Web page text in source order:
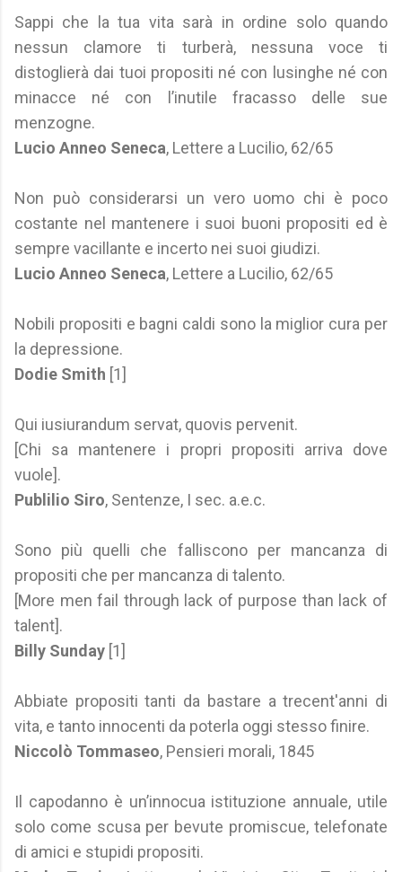
Sappi che la tua vita sarà in ordine solo quando
nessun clamore ti turberà, nessuna voce ti
distoglierà dai tuoi propositi né con lusinghe né con
minacce né con l’inutile fracasso delle sue
menzogne.
Lucio Anneo Seneca, Lettere a Lucilio, 62/65
Non può considerarsi un vero uomo chi è poco
costante nel mantenere i suoi buoni propositi ed è
sempre vacillante e incerto nei suoi giudizi.
Lucio Anneo Seneca, Lettere a Lucilio, 62/65
Nobili propositi e bagni caldi sono la miglior cura per
la depressione.
Dodie Smith [1]
Qui iusiurandum servat, quovis pervenit.
[Chi sa mantenere i propri propositi arriva dove
vuole].
Publilio Siro, Sentenze, I sec. a.e.c.
Sono più quelli che falliscono per mancanza di
propositi che per mancanza di talento.
[More men fail through lack of purpose than lack of
talent].
Billy Sunday [1]
Abbiate propositi tanti da bastare a trecent'anni di
vita, e tanto innocenti da poterla oggi stesso finire.
Niccolò Tommaseo, Pensieri morali, 1845
Il capodanno è un’innocua istituzione annuale, utile
solo come scusa per bevute promiscue, telefonate
di amici e stupidi propositi.